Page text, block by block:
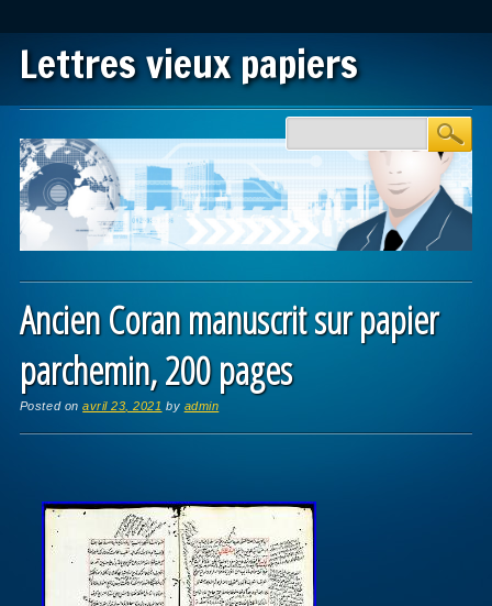
Lettres vieux papiers
Main menu
Ancien Coran manuscrit sur papier
parchemin, 200 pages
Posted onavril 23, 2021 by admin